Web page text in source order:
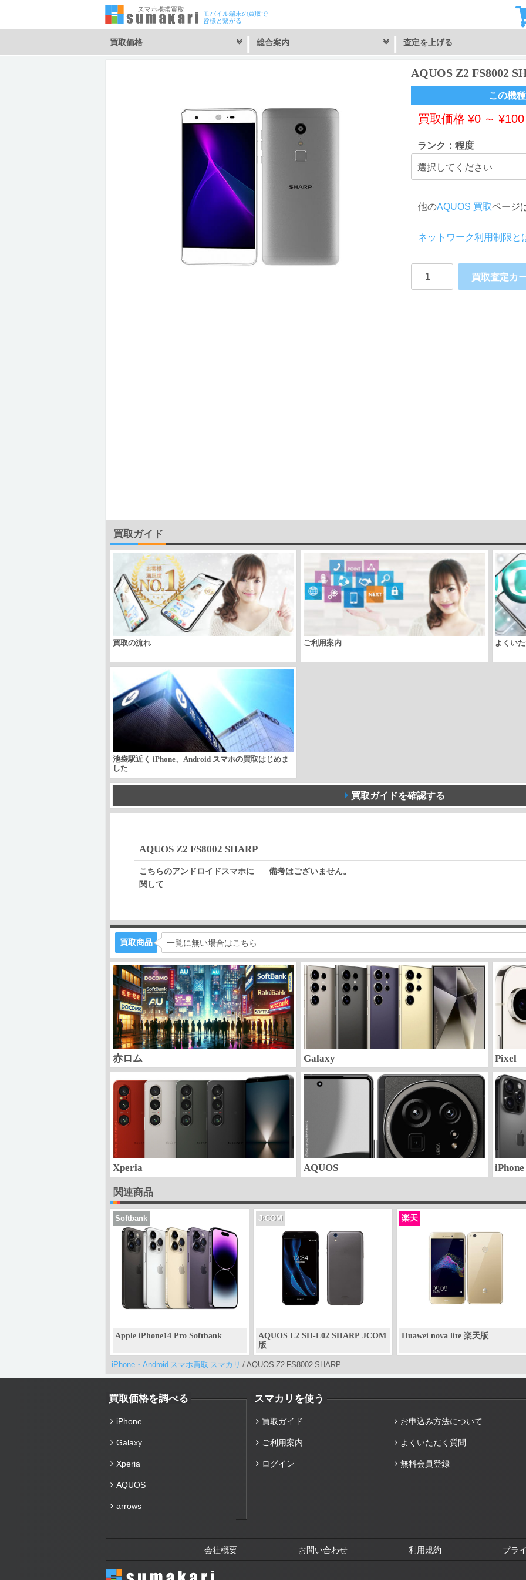
モバイル端末の買取で
皆様と繋がる
買取価格 総合案内 査定を上げる
AQUOS Z2 FS8002
この機
買取価格 ¥0～ ¥100
ランク：程度
他のAQUOS 買取ページ
ネットワーク利用制限と
AQUOS
Z2
買取査定カ
買取ガイド
買取の流れ ご利用案内 よくい
池袋駅近く iPhone、Android スマホの買取はじめま
した
買取ガイドを確認する
AQUOS Z2 FS8002 SHARP
こちらのアンドロイドスマホに
関して
備考はございません。
買取商品 一覧に無い場合はこちら
赤ロム Galaxy Pixel
Xperia AQUOS iPhone
関連商品
Softbank
Apple iPhone14 Pro Softbank
J:COM
AQUOS L2 SH-L02 SHARP JCOM
版
楽天
Huawei nova lite 楽天版
iPhone・Android スマホ買取 スマカリ / AQUOS Z2 FS8002 SHARP
買取価格を調べる
iPhone
Galaxy
Xperia
AQUOS
arrows
スマカリを使う
買取ガイド お申込み方法について
ご利用案内 よくいただく質問
ログイン 無料会員登録
会社概要 お問い合わせ 利用規約 プラ